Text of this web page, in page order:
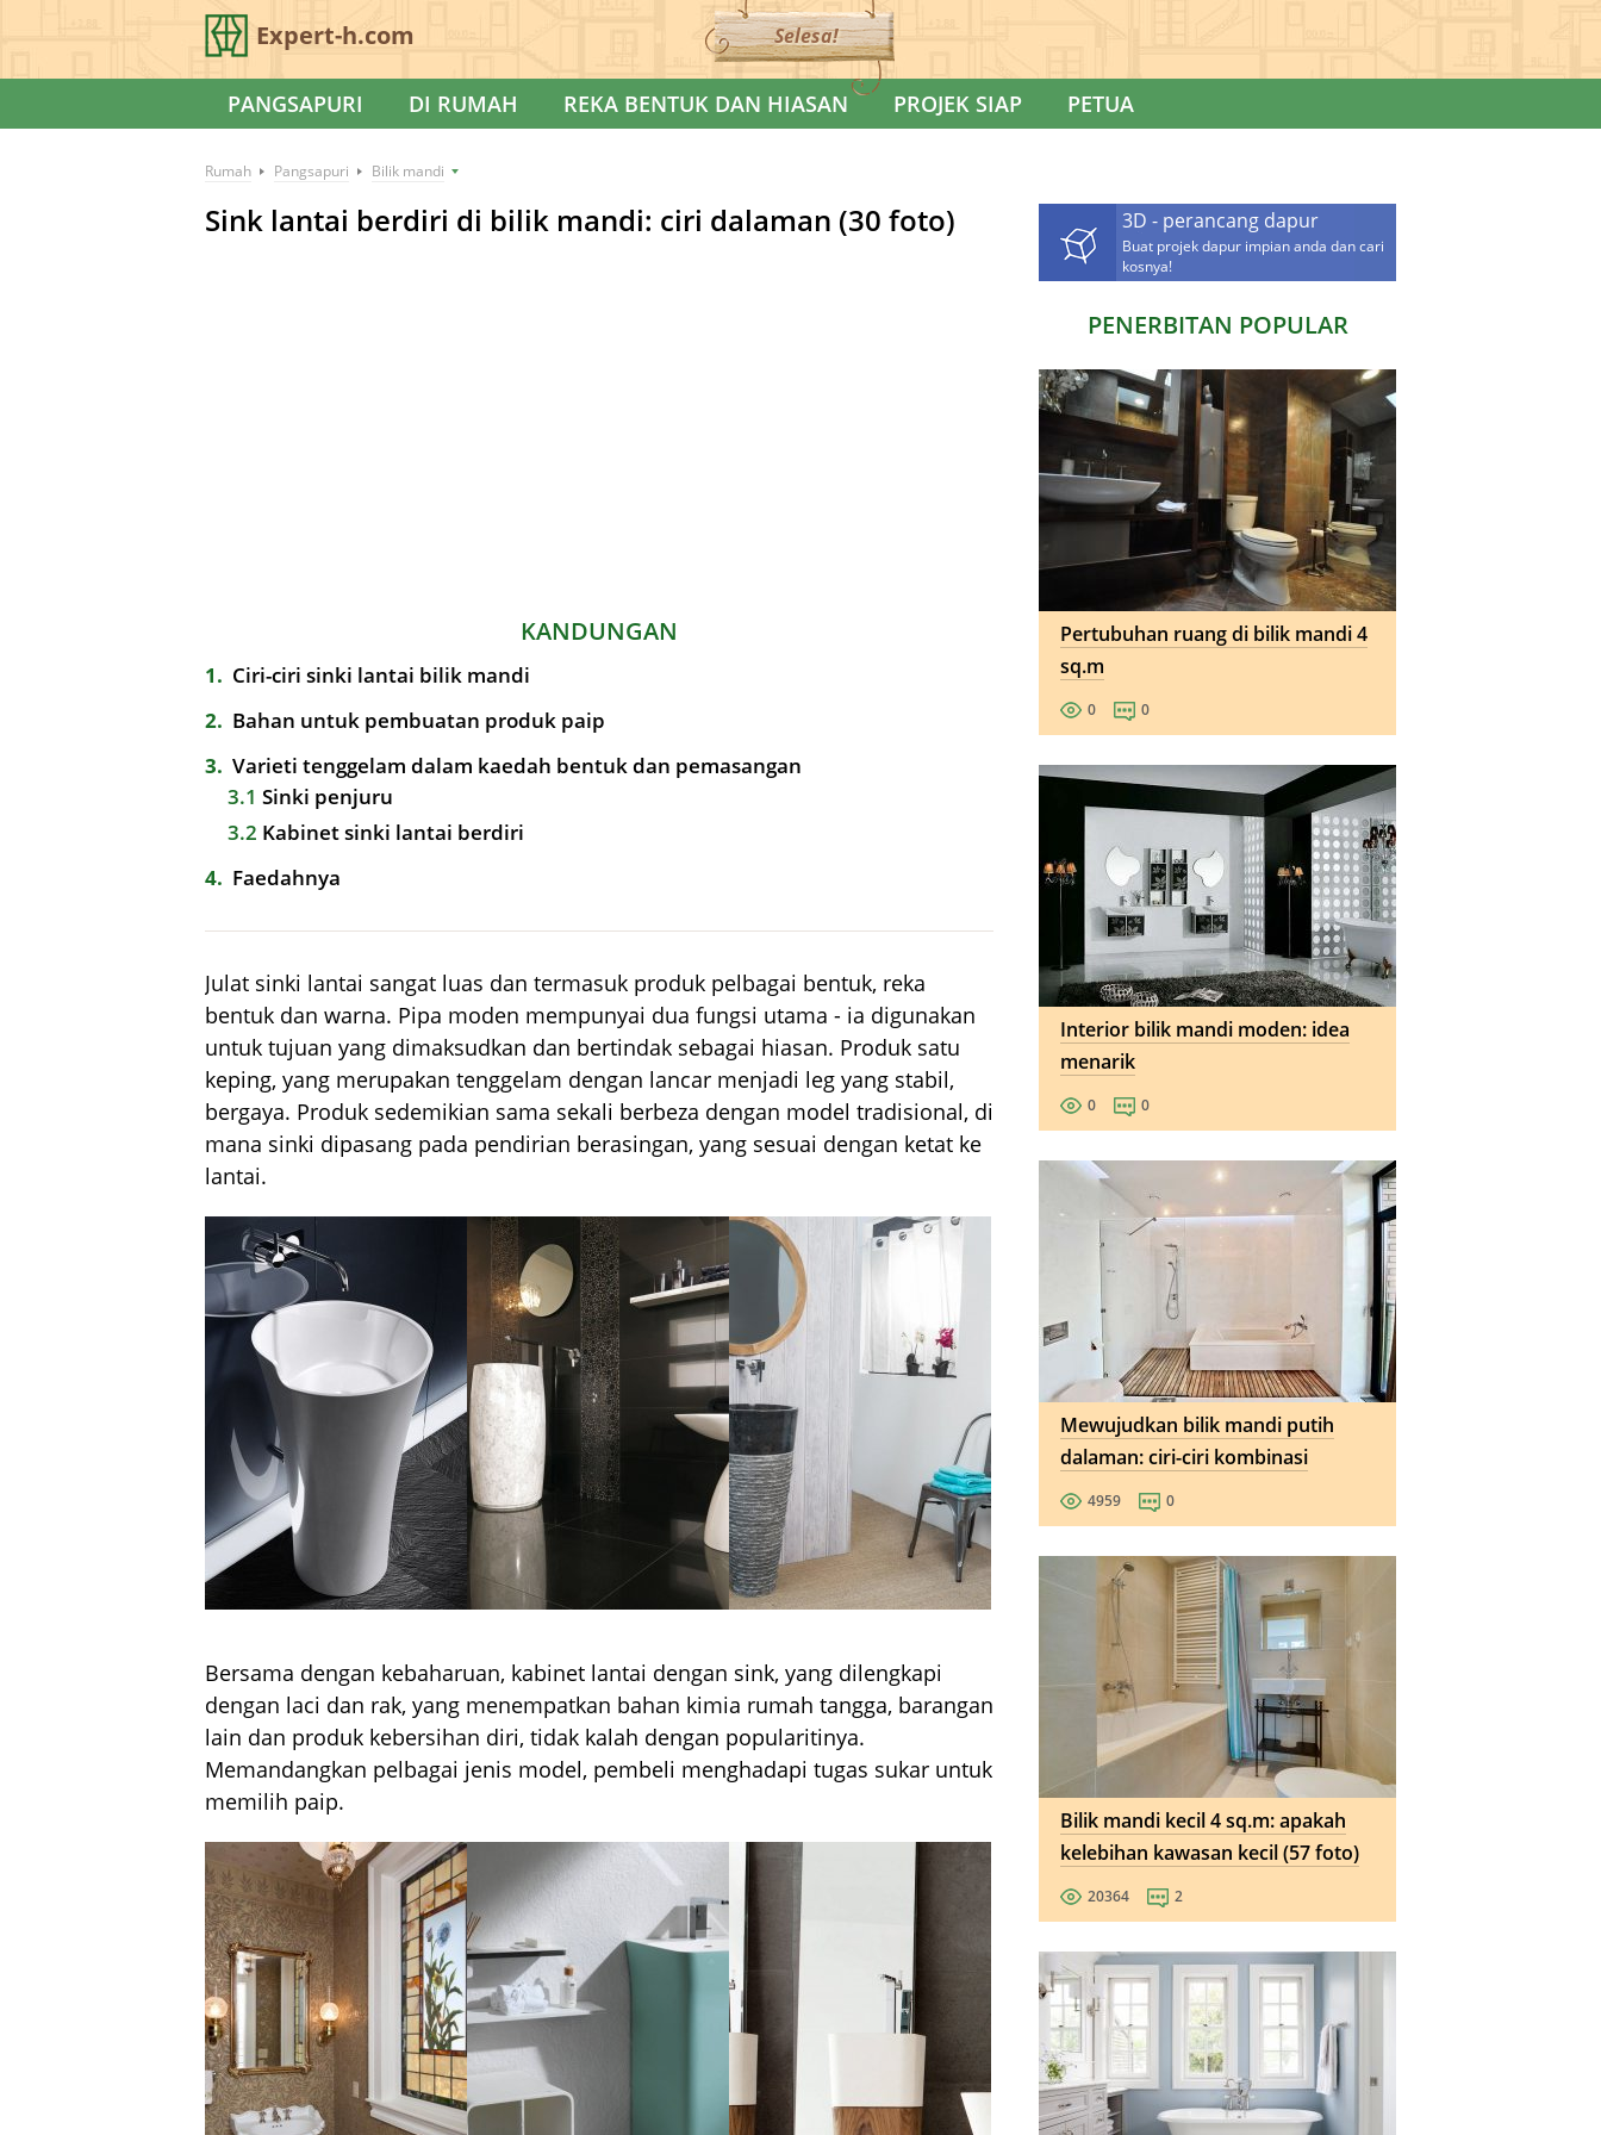
Expert-h.com Selesa!
PANGSAPURI DI RUMAH REKA BENTUK DAN HIASAN PROJEK SIAP PETUA
Rumah Pangsapuri Bilik mandi
Sink lantai berdiri di bilik mandi: ciri dalaman (30 foto)
KANDUNGAN
1
Ciri-ciri sinki lantai bilik mandi
2
Bahan untuk pembuatan produk paip
3
Varieti tenggelam dalam kaedah bentuk dan pemasangan
3.1 Sinki penjuru
3.2 Kabinet sinki lantai berdiri
4
Faedahnya
Julat sinki lantai sangat luas dan termasuk produk pelbagai bentuk, reka
bentuk dan warna. Pipa moden mempunyai dua fungsi utama - ia digunakan
untuk tujuan yang dimaksudkan dan bertindak sebagai hiasan. Produk satu
keping, yang merupakan tenggelam dengan lancar menjadi leg yang stabil,
bergaya. Produk sedemikian sama sekali berbeza dengan model tradisional, di
mana sinki dipasang pada pendirian berasingan, yang sesuai dengan ketat ke
lantai.
Bersama dengan kebaharuan, kabinet lantai dengan sink, yang dilengkapi
dengan laci dan rak, yang menempatkan bahan kimia rumah tangga, barangan
lain dan produk kebersihan diri, tidak kalah dengan popularitinya.
Memandangkan pelbagai jenis model, pembeli menghadapi tugas sukar untuk
memilih paip.
3D - perancang dapur
Buat projek dapur impian anda dan cari
kosnya!
PENERBITAN POPULAR
Pertubuhan ruang di bilik mandi 4
sq.m
0 0
Interior bilik mandi moden: idea
menarik
0 0
Mewujudkan bilik mandi putih
dalaman: ciri-ciri kombinasi
4959 0
Bilik mandi kecil 4 sq.m: apakah
kelebihan kawasan kecil (57 foto)
20364 2